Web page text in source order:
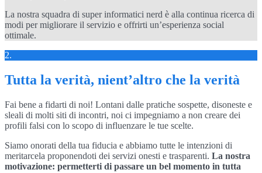
La nostra squadra di super informatici nerd è alla continua ricerca di
modi per migliorare il servizio e offrirti un’esperienza social
ottimale.
2.
Tutta la verità, nient’altro che la verità
Fai bene a fidarti di noi! Lontani dalle pratiche sospette, disoneste e
sleali di molti siti di incontri, noi ci impegniamo a non creare dei
profili falsi con lo scopo di influenzare le tue scelte.
Siamo onorati della tua fiducia e abbiamo tutte le intenzioni di
meritarcela proponendoti dei servizi onesti e trasparenti. La nostra
motivazione: permetterti di passare un bel momento in tutta